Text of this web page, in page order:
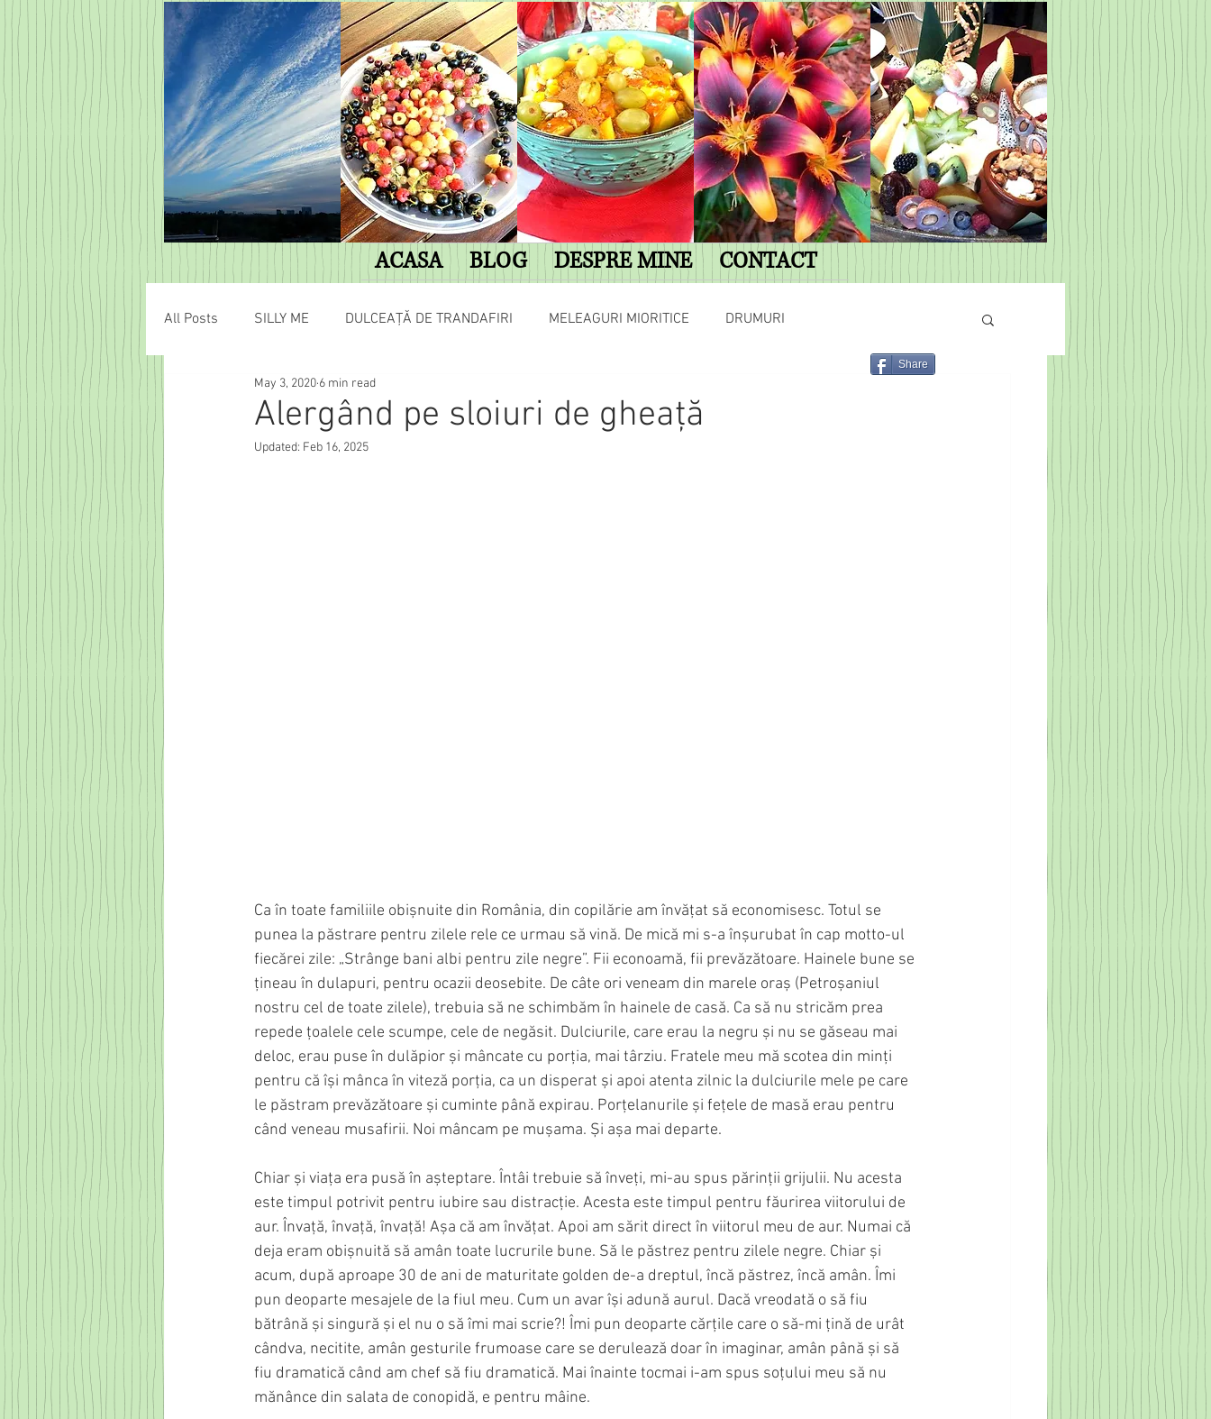
ACASA BLOG DESPRE MINE CONTACT
All Posts SILLY ME DULCEAȚĂ DE TRANDAFIRI MELEAGURI MIORITICE DRUMURI
AVENTURI HOBBIȚIENE
Alergând pe sloiuri de gheață
May 3, 2020 6 min read
Updated: Feb 16, 2025
Ca în toate familiile obișnuite din România, din copilărie am învățat să economisesc. Totul se
punea la păstrare pentru zilele rele ce urmau să vină. De mică mi s-a înșurubat în cap motto-ul
fiecărei zile: „Strânge bani albi pentru zile negre”. Fii econoamă, fii prevăzătoare. Hainele bune se
țineau în dulapuri, pentru ocazii deosebite. De câte ori veneam din marele oraș (Petroșaniul
nostru cel de toate zilele), trebuia să ne schimbăm în hainele de casă. Ca să nu stricăm prea
repede țoalele cele scumpe, cele de negăsit. Dulciurile, care erau la negru și nu se găseau mai
deloc, erau puse în dulăpior și mâncate cu porția, mai târziu. Fratele meu mă scotea din minți
pentru că își mânca în viteză porția, ca un disperat și apoi atenta zilnic la dulciurile mele pe care
le păstram prevăzătoare și cuminte până expirau. Porțelanurile și fețele de masă erau pentru
când veneau musafirii. Noi mâncam pe mușama. Și așa mai departe.
Chiar și viața era pusă în așteptare. Întâi trebuie să înveți, mi-au spus părinții grijulii. Nu acesta
este timpul potrivit pentru iubire sau distracție. Acesta este timpul pentru făurirea viitorului de
aur. Învață, învață, învață! Așa că am învățat. Apoi am sărit direct în viitorul meu de aur. Numai că
deja eram obișnuită să amân toate lucrurile bune. Să le păstrez pentru zilele negre. Chiar și
acum, după aproape 30 de ani de maturitate golden de-a dreptul, încă păstrez, încă amân. Îmi
pun deoparte mesajele de la fiul meu. Cum un avar își adună aurul. Dacă vreodată o să fiu
bătrână și singură și el nu o să îmi mai scrie?! Îmi pun deoparte cărțile care o să-mi țină de urât
cândva, necitite, amân gesturile frumoase care se derulează doar în imaginar, amân până și să
fiu dramatică când am chef să fiu dramatică. Mai înainte tocmai i-am spus soțului meu să nu
mănânce din salata de conopidă, e pentru mâine.
Share